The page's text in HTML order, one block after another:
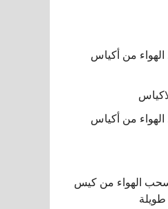
من أكياس
من أكياس
سحب الهواء من كيس
طويلة